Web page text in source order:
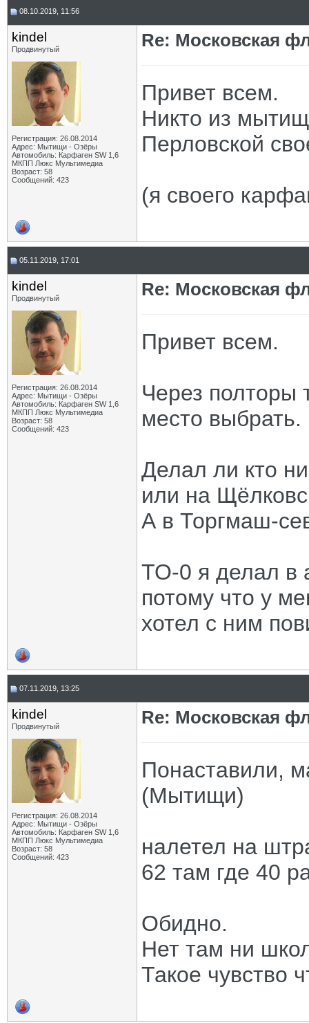
08.10.2019, 11:56
kindel
Продвинутый
Регистрация: 26.08.2014
Адрес: Мытищи - Озёры
Автомобиль: Карфаген SW 1,6
МКПП Люкс Мультимедиа
Возраст: 58
Сообщений: 423
Re: Московская
Привет всем.
Никто из
Перловской
(я своего
05.11.2019, 17:01
kindel
Продвинутый
Регистрация: 26.08.2014
Адрес: Мытищи - Озёры
Автомобиль: Карфаген SW 1,6
МКПП Люкс Мультимедиа
Возраст: 58
Сообщений: 423
Re: Московская
Привет всем.
Через полторы
место выбрать.
Делал ли кто
или на
А в Торгмаш-
ТО-0 я делал в
потому что у
хотел с ним
07.11.2019, 13:25
kindel
Продвинутый
Регистрация: 26.08.2014
Адрес: Мытищи - Озёры
Автомобиль: Карфаген SW 1,6
МКПП Люкс Мультимедиа
Возраст: 58
Сообщений: 423
Re: Московская
Понаставили,
(Мытищи)
налетел на
62 там где 40
Обидно.
Нет там ни
Такое чувство